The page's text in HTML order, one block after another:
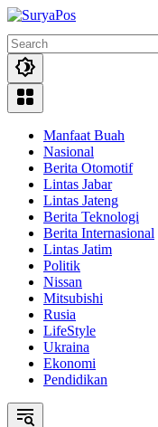
Skip
content
Manfaat Buah
Nasional
Berita Otomotif
Lintas Jabar
Lintas Jateng
Berita Teknologi
Berita Internasional
Lintas Jatim
Politik
Nissan
Mitsubishi
Rusia
LifeStyle
Ukraina
Ekonomi
Pendidikan